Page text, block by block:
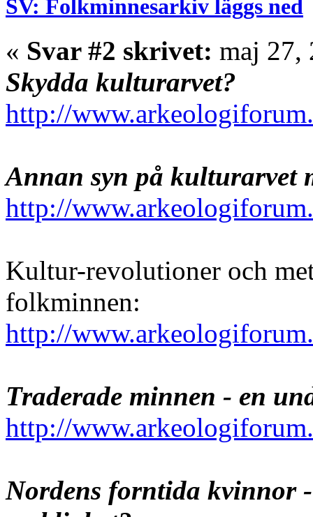
SV: Folkminnesarkiv läggs ned
« Svar #2 skrivet: maj 27,
Skydda kulturarvet?
http://
Annan syn på kulturarvet
http://
Kultur-revolutioner och
folkminnen:
http://
Traderade minnen - en
http://
Nordens forntida kvinnor